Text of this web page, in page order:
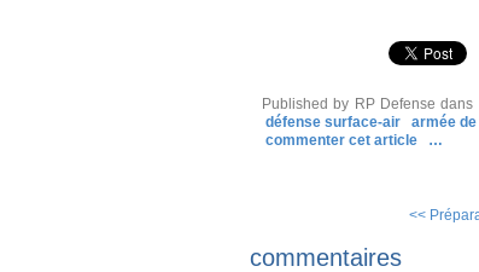
Published by RP Defense dans
défense surface-air
armée
commenter cet article
…
<<
commentaires